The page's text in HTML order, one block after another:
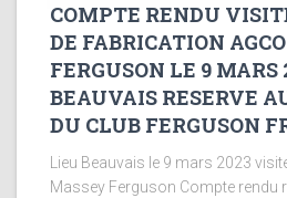
COMPTE RENDU
DE FABRICATION
FERGUSON LE 9 MARS
BEAUVAIS RESERVE
DU CLUB FERGUSON
Lieu Beauvais le 9 mars 2023
Massey Ferguson Compte rendu